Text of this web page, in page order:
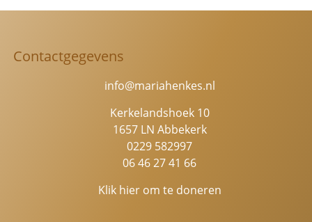
Contactgegevens
info@mariahenkes.nl
Kerkelandshoek 10
1657 LN Abbekerk
0229 582997
06 46 27 41 66
Klik hier om te doneren